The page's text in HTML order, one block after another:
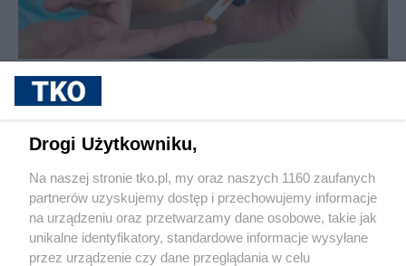
sponsorowane
Cukrzyca – cicha epidemia, która
możliwości leczenia i rosnąca rola
Pokaż więcej
Drogi Użytkowniku,
Na naszej stronie tko.pl, my oraz naszych 1160 zaufanych
partnerów uzyskujemy dostęp i przechowujemy informacje
na urządzeniu oraz przetwarzamy dane osobowe, takie jak
unikalne identyfikatory, standardowe informacje wysyłane
przez urządzenie czy dane przeglądania w celu